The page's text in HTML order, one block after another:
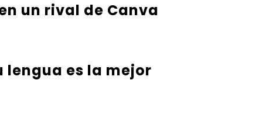
un rival de Canva
lengua es la mejor